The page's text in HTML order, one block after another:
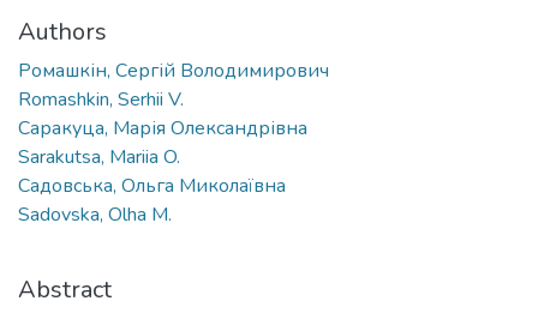
Authors
Ромашкін, Сергій Володимирович
Romashkin, Serhii V.
Саракуца, Марія Олександрівна
Sarakutsa, Mariia O.
Садовська, Ольга Миколаївна
Sadovska, Olha M.
Abstract